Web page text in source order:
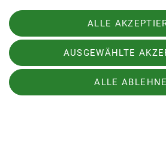
gebildet. Doch heute wird der
zentral in den Fokus
gestellt.
MOOBLY ist jedoch mehr als
Vermittlung von
ALLE
AUSGEWÄHLTE
ALLE